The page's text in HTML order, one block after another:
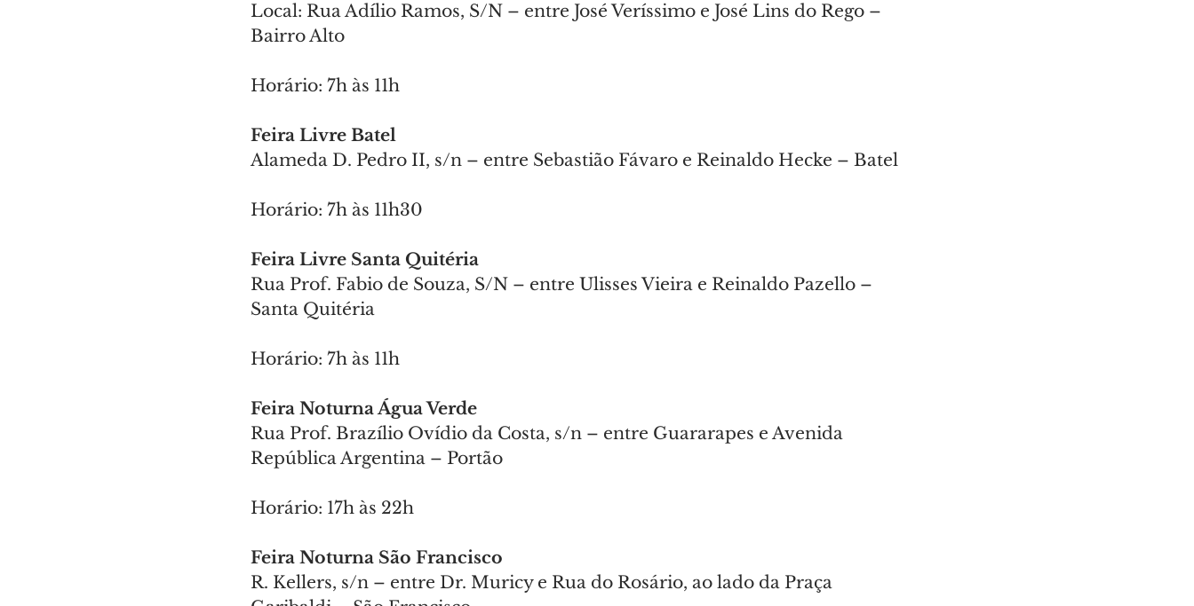
Local: Rua Adílio Ramos, S/N – entre José Veríssimo e José Lins do Rego –
Bairro Alto
Horário: 7h às 11h
Feira Livre Batel
Alameda D. Pedro II, s/n – entre Sebastião Fávaro e Reinaldo Hecke – Batel
Horário: 7h às 11h30
Feira Livre Santa Quitéria
Rua Prof. Fabio de Souza, S/N – entre Ulisses Vieira e Reinaldo Pazello –
Santa Quitéria
Horário: 7h às 11h
Feira Noturna Água Verde
Rua Prof. Brazílio Ovídio da Costa, s/n – entre Guararapes e Avenida
República Argentina – Portão
Horário: 17h às 22h
Feira Noturna São Francisco
R. Kellers, s/n – entre Dr. Muricy e Rua do Rosário, ao lado da Praça